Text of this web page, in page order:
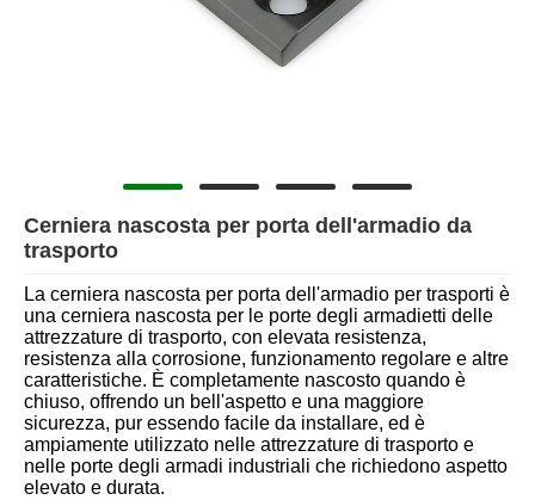
Cerniera nascosta per porta dell'armadio da
trasporto
La cerniera nascosta per porta dell'armadio per trasporti è
una cerniera nascosta per le porte degli armadietti delle
attrezzature di trasporto, con elevata resistenza,
resistenza alla corrosione, funzionamento regolare e altre
caratteristiche. È completamente nascosto quando è
chiuso, offrendo un bell'aspetto e una maggiore
sicurezza, pur essendo facile da installare, ed è
ampiamente utilizzato nelle attrezzature di trasporto e
nelle porte degli armadi industriali che richiedono aspetto
elevato e durata.